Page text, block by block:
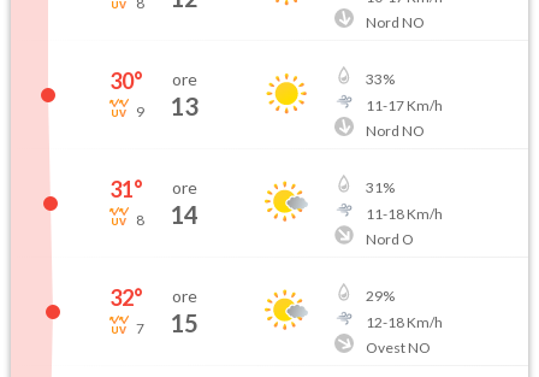
Nord NO
30°
9
ore
13
33%
11-17Km/h
Nord NO
31°
8
ore
14
31%
11-18Km/h
Nord O
32°
7
ore
15
29%
12-18Km/h
Ovest NO